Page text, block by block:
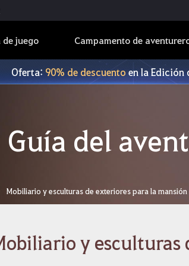
juego Campamento de
Oferta: 90% de descuentoen la Edición
Guía del
Mobiliario y esculturas de exteriores para la mansión
y esculturas